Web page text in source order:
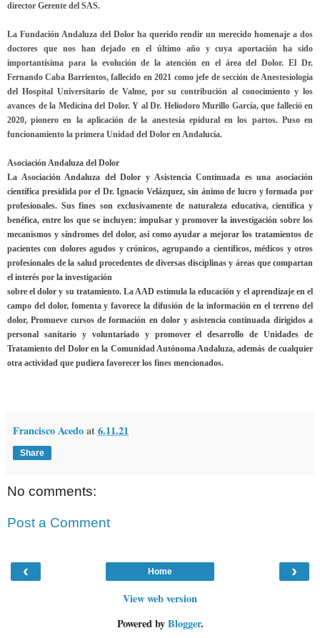
director Gerente del SAS.
La Fundación Andaluza del Dolor ha querido rendir un merecido homenaje a dos
doctores que nos han dejado en el último año y cuya aportación ha sido
importantísima para la evolución de la atención en el área del Dolor.El Dr.
Fernando Caba Barrientos, fallecido en 2021 como jefe de sección de Anestesiología
del Hospital Universitario de Valme, por su contribución al conocimiento y los
avances de la Medicina del Dolor. Y al Dr. Heliodoro Murillo García, que falleció en
2020, pionero en la aplicación de la anestesia epidural en los partos. Puso en
funcionamiento la primera Unidad del Dolor en Andalucía.
Asociación Andaluza del Dolor
La Asociación Andaluza del Dolor y Asistencia Continuada es una asociación
científica presidida por el Dr. Ignacio Velázquez, sin ánimo de lucro y formada por
profesionales. Sus fines son exclusivamente de naturaleza educativa, científica y
benéfica, entre los que se incluyen: impulsar y promover la investigación sobre los
mecanismos y síndromes del dolor, así como ayudar a mejorar los tratamientos de
pacientes con dolores agudos y crónicos, agrupando a científicos, médicos y otros
profesionales de la salud procedentes de diversas disciplinas y áreas que compartan
el interés por la investigación
sobre el dolor y su tratamiento. La AAD estimula la educación y el aprendizaje en el
campo del dolor, fomenta y favorece la difusión de la información en el terreno del
dolor, Promueve cursos de formación en dolor y asistencia continuada dirigidos a
personal sanitario y voluntariado y promover el desarrollo de Unidades de
Tratamiento del Dolor en la Comunidad Autónoma Andaluza, además de cualquier
otra actividad que pudiera favorecer los fines mencionados.
Francisco Acedoat6.11.21
Share
No comments:
Post a Comment
‹ ›
Home
View web version
Powered byBlogger.